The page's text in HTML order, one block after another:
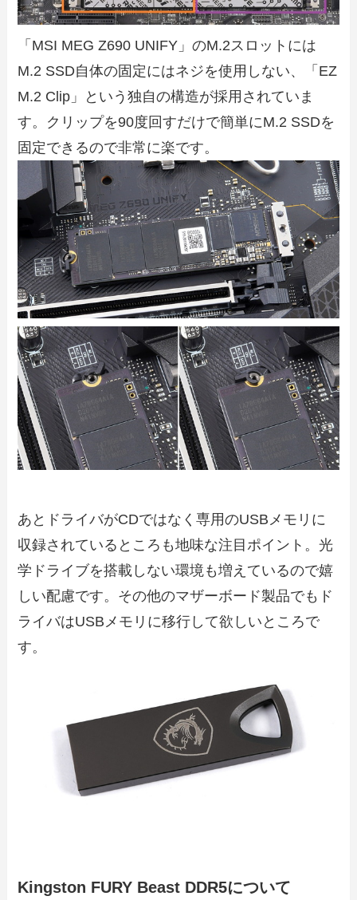
「MSI MEG Z690 UNIFY」のM.2スロットには
M.2 SSD自体の固定にはネジを使用しない、「EZ
M.2 Clip」という独自の構造が採用されていま
す。クリップを90度回すだけで簡単にM.2 SSDを
固定できるので非常に楽です。
あとドライバがCDではなく専用のUSBメモリに
収録されているところも地味な注目ポイント。光
学ドライブを搭載しない環境も増えているので嬉
しい配慮です。その他のマザーボード製品でもド
ライバはUSBメモリに移行して欲しいところで
す。
Kingston FURY Beast DDR5について